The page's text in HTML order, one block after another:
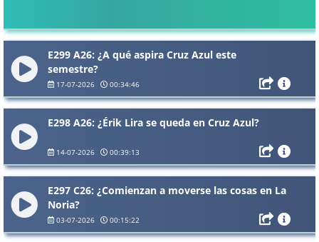
E299 A26: ¿A qué aspira Cruz Azul este
semestre?
17-07-2026 00:34:46
E298 A26: ¿Érik Lira se queda en Cruz Azul?
14-07-2026 00:39:13
E297 C26: ¿Comienzan a moverse las cosas en La
Noria?
03-07-2026 00:15:22